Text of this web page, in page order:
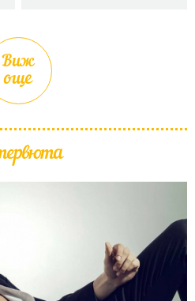
Виж
още